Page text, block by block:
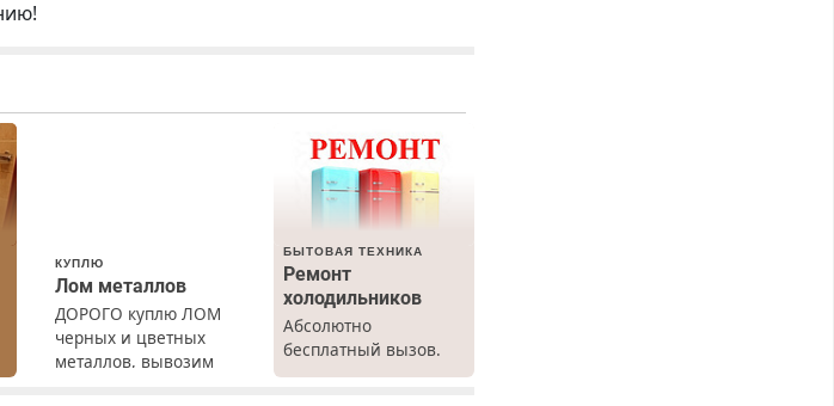
КУПЛЮ
Лом металлов
ДОРОГО куплю ЛОМ
черных и цветных
металлов, вывозим
БЫТОВАЯ ТЕХНИКА
Ремонт
холодильников
Абсолютно
бесплатный вызов.
Ремонт